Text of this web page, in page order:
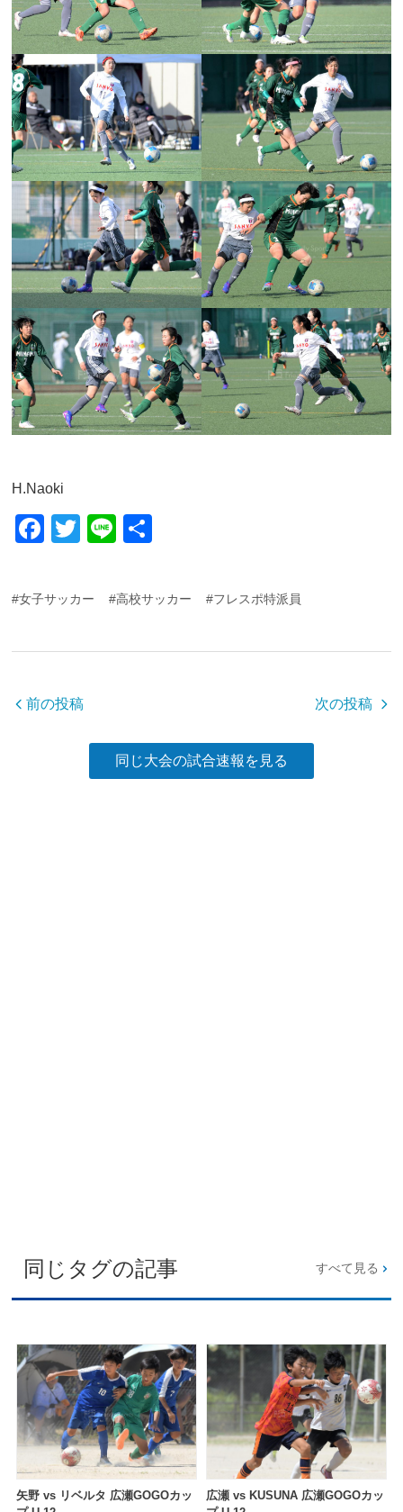
H.Naoki
F
c
e
b
o
T
Li
e
#女子サッカー #高校サッカー #フレスポ特派員
前の投稿 次の投稿
同じ大会の試合速報を見る
同じタグの記事 すべて見る
矢野 vs リベルタ 広瀬GOGOカッ
広瀬 vs KUSUNA 広瀬GOGOカッ